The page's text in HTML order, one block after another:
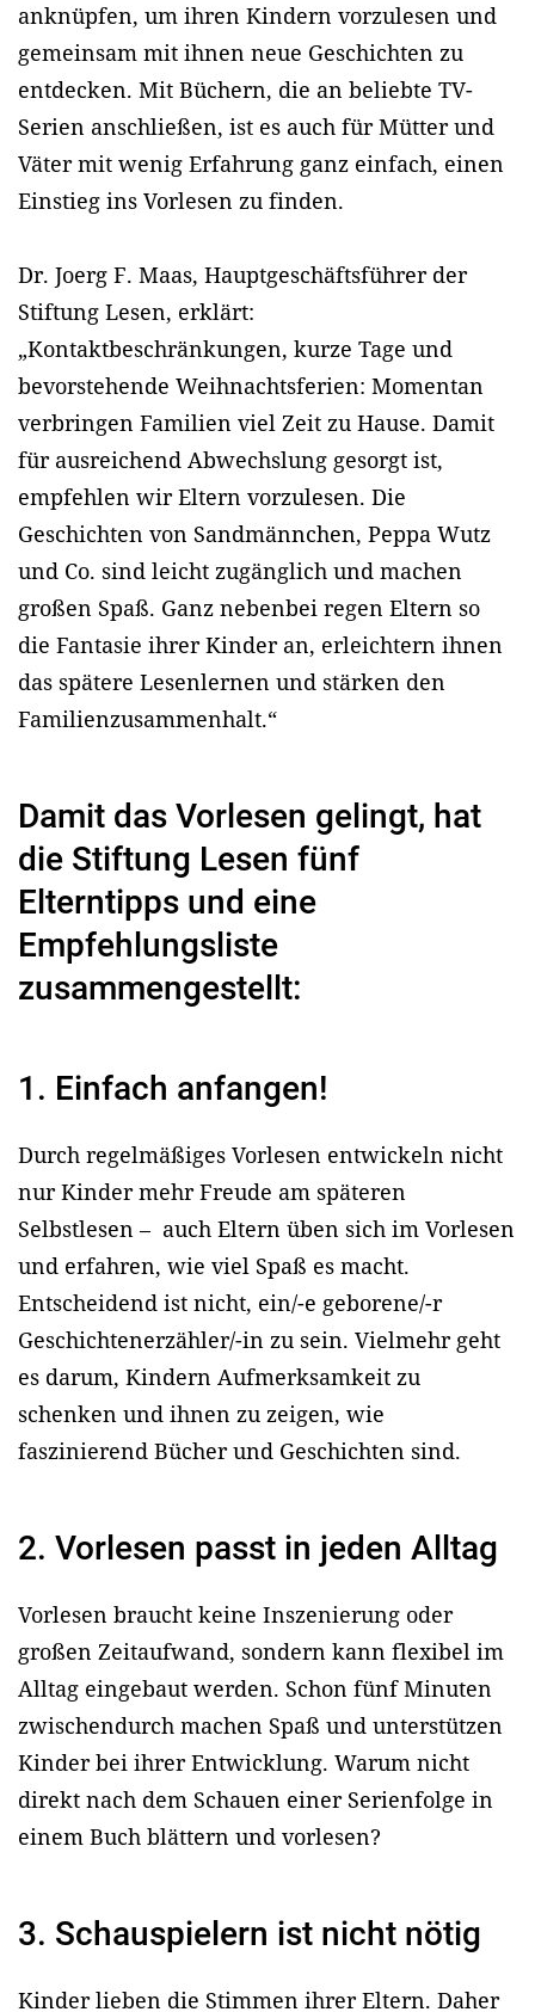
anknüpfen, um ihren Kindern vorzulesen und
gemeinsam mit ihnen neue Geschichten zu
entdecken. Mit Büchern, die an beliebte TV-
Serien anschließen, ist es auch für Mütter und
Väter mit wenig Erfahrung ganz einfach, einen
Einstieg ins Vorlesen zu finden.
Dr. Joerg F. Maas, Hauptgeschäftsführer der
Stiftung Lesen, erklärt:
„Kontaktbeschränkungen, kurze Tage und
bevorstehende Weihnachtsferien: Momentan
verbringen Familien viel Zeit zu Hause. Damit
für ausreichend Abwechslung gesorgt ist,
empfehlen wir Eltern vorzulesen. Die
Geschichten von Sandmännchen, Peppa Wutz
und Co. sind leicht zugänglich und machen
großen Spaß. Ganz nebenbei regen Eltern so
die Fantasie ihrer Kinder an, erleichtern ihnen
das spätere Lesenlernen und stärken den
Familienzusammenhalt.“
Damit das Vorlesen gelingt, hat
die Stiftung Lesen fünf
Elterntipps und eine
Empfehlungsliste
zusammengestellt:
1. Einfach anfangen!
Durch regelmäßiges Vorlesen entwickeln nicht
nur Kinder mehr Freude am späteren
Selbstlesen – auch Eltern üben sich im Vorlesen
und erfahren, wie viel Spaß es macht.
Entscheidend ist nicht, ein/-e geborene/-r
Geschichtenerzähler/-in zu sein. Vielmehr geht
es darum, Kindern Aufmerksamkeit zu
schenken und ihnen zu zeigen, wie
faszinierend Bücher und Geschichten sind.
2. Vorlesen passt in jeden Alltag
Vorlesen braucht keine Inszenierung oder
großen Zeitaufwand, sondern kann flexibel im
Alltag eingebaut werden. Schon fünf Minuten
zwischendurch machen Spaß und unterstützen
Kinder bei ihrer Entwicklung. Warum nicht
direkt nach dem Schauen einer Serienfolge in
einem Buch blättern und vorlesen?
3. Schauspielern ist nicht nötig
Kinder lieben die Stimmen ihrer Eltern. Daher